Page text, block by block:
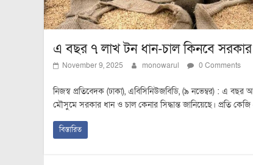
এ বছর ৭ লাখ টন ধান-চাল কিনবে সরকার
November 9, 2025 monowarul 0 Comments
নিজস্ব প্রতিবেদক (ঢাকা), এবিসিনিউজবিডি, (৯ নভেম্বর) : এ বছর
মৌসুমে সরকার ধান ও চাল কেনার সিদ্ধান্ত জানিয়েছে। প্রতি কেজি
বিস্তারিত